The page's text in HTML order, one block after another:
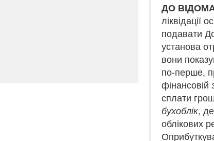
ДО
ліквідації
подавати
установа
вони
по-перше,
фінансовій
сплати
бухоблік,
облікових